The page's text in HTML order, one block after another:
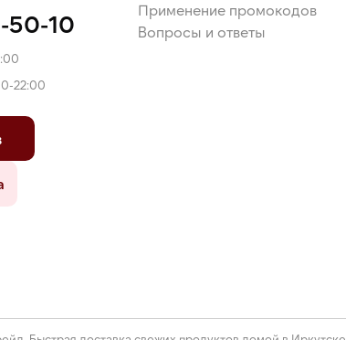
50-10
22:00
Применение промокодов
Вопросы и ответы